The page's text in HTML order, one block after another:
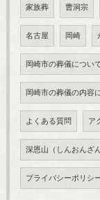
家族葬 曹洞宗
名古屋 岡崎
岡崎市の葬儀につい
岡崎市の葬儀の内容
よくある質問 ア
深恩山（しんおんざ
プライバシーポリシ